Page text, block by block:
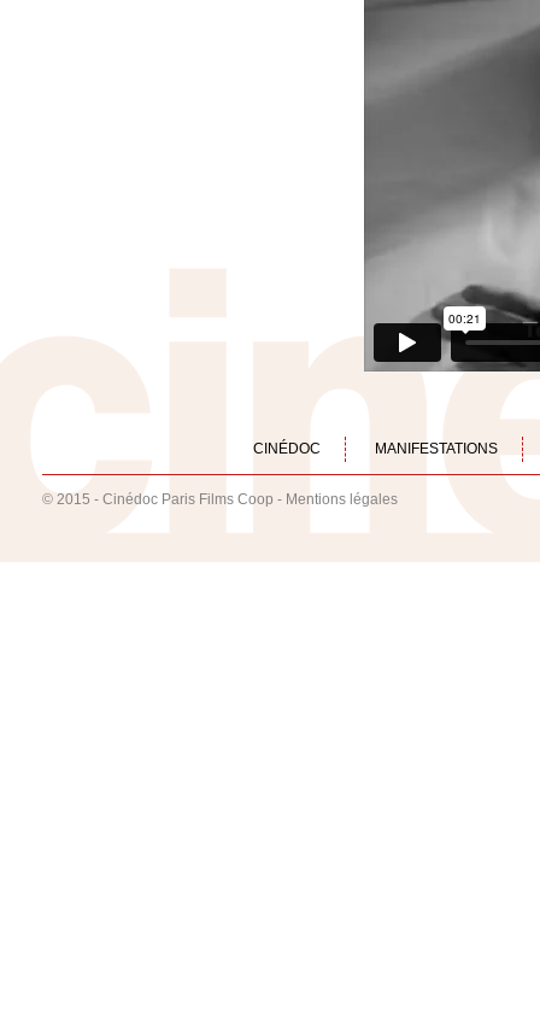
CINÉDOC MANIFESTATIONS
© 2015 - Cinédoc Paris Films Coop - Mentions légales